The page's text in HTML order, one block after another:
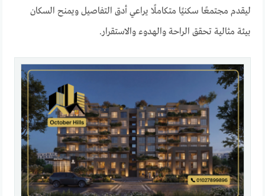
ليقدم مجتمعًا سكنيًا متكاملًا يراعي أدق التفاصيل ويمنح السكان
بيئة مثالية تحقق الراحة والهدوء والاستقرار.